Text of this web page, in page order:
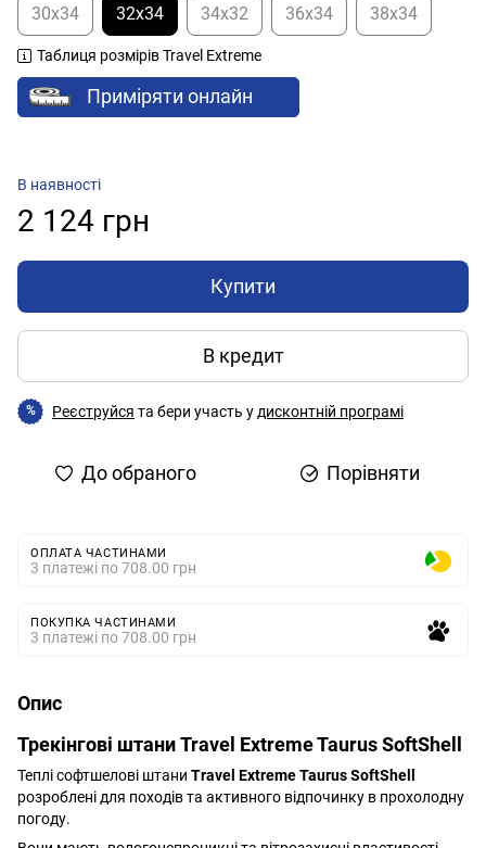
30x34 32x34 34x32 36x34 38x34
Таблиця розмірів Travel Extreme
Приміряти онлайн
В наявності
2 124 грн
Купити
В кредит
% Реєструйся та бери участь у дисконтній програмі
До обраного Порівняти
ОПЛАТА ЧАСТИНАМИ
3 платежі по 708.00 грн
ПОКУПКА ЧАСТИНАМИ
3 платежі по 708.00 грн
Опис
Трекінгові штани Travel Extreme Taurus SoftShell
Теплі софтшелові штани Travel Extreme Taurus SoftShell
розроблені для походів та активного відпочинку в прохолодну
погоду.